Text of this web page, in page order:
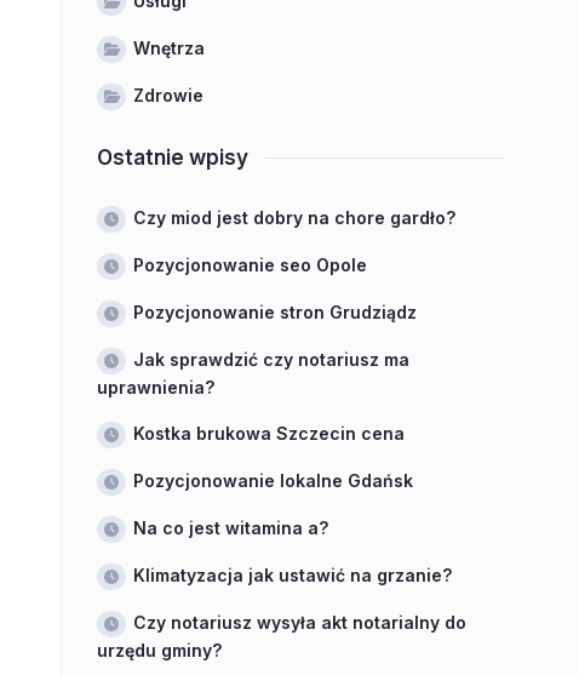
Wnętrza
Zdrowie
Ostatnie wpisy
Czy miod jest dobry na chore gardło?
Pozycjonowanie seo Opole
Pozycjonowanie stron Grudziądz
Jak sprawdzić czy notariusz ma
uprawnienia?
Kostka brukowa Szczecin cena
Pozycjonowanie lokalne Gdańsk
Na co jest witamina a?
Klimatyzacja jak ustawić na grzanie?
Czy notariusz wysyła akt notarialny do
urzędu gminy?